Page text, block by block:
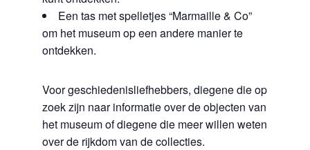
Een tas met spelletjes “Marmaille & Co”
om het museum op een andere manier te
ontdekken.
Voor geschiedenisliefhebbers, diegene die op
zoek zijn naar informatie over de objecten van
het museum of diegene die meer willen weten
over de rijkdom van de collecties.